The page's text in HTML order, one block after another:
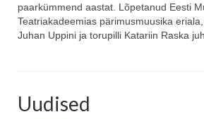
paarkümmend aastat. Lõpetanud Eesti
Teatriakadeemias pärimusmuusika
Juhan Uppini ja torupilli Katariin Raska
Uudised